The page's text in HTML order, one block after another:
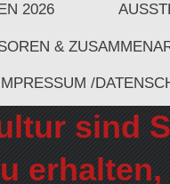
2026
&
/
sind